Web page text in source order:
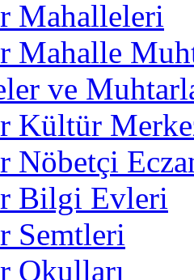
Mahalleleri
Mahalle
ve
Kültür
Nöbetçi
Bilgi Evleri
Semtleri
Okulları